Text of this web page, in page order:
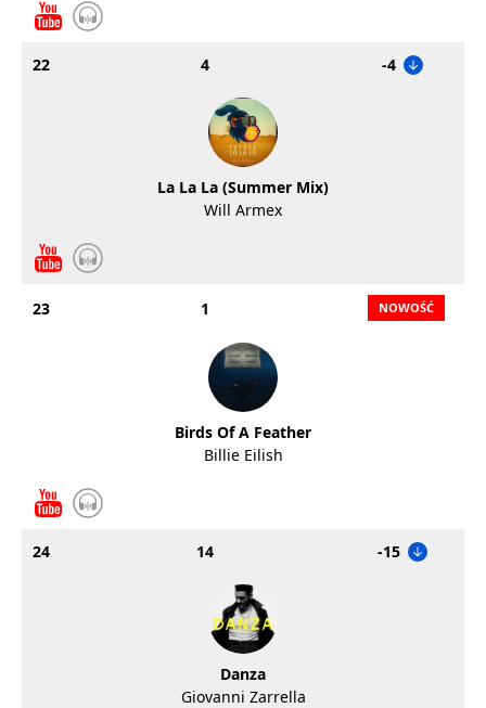
22 4 -4
La La La (Summer Mix)
Will Armex
23 1
Birds Of A Feather
Billie Eilish
24 14 -15
Danza
Giovanni Zarrella